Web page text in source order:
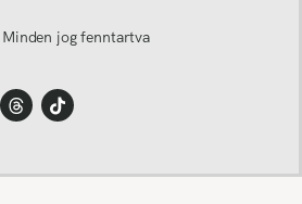
Minden jog fenntartva